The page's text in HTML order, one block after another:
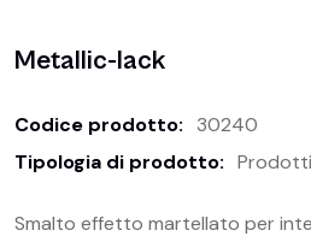
Metallic-lack
Codice prodotto:
30240
Tipologia di prodotto:
Smalto effetto martellato per